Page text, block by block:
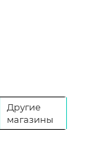
Другие
магазины